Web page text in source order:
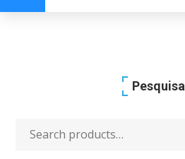
Pesquisa